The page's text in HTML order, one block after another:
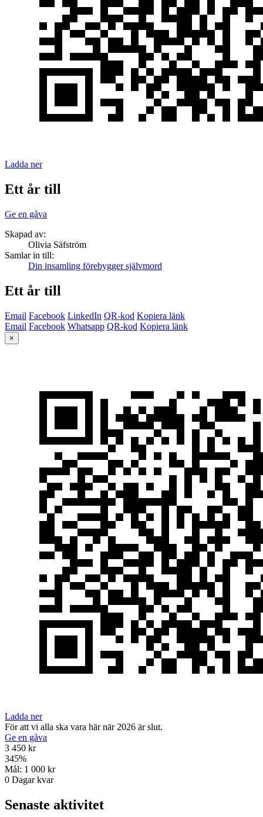
Ladda ner
Ett år till
Ge en gåva
Skapad av:
Olivia Säfström
Samlar in till:
Din insamling förebygger självmord
Ett år till
Email Facebook LinkedIn QR-kod Kopiera länk
Email Facebook Whatsapp QR-kod Kopiera länk
×
Ladda ner
För att vi alla ska vara här när 2026 är slut.
Ge en gåva
3 450 kr
345%
Mål: 1 000 kr
0 Dagar kvar
Senaste aktivitet